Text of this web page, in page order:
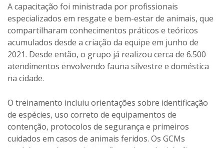
A capacitação foi ministrada por profissionais
especializados em resgate e bem-estar de animais, que
compartilharam conhecimentos práticos e teóricos
acumulados desde a criação da equipe em junho de
2021. Desde então, o grupo já realizou cerca de 6.500
atendimentos envolvendo fauna silvestre e doméstica
na cidade.
O treinamento incluiu orientações sobre identificação
de espécies, uso correto de equipamentos de
contenção, protocolos de segurança e primeiros
cuidados em casos de animais feridos. Os GCMs